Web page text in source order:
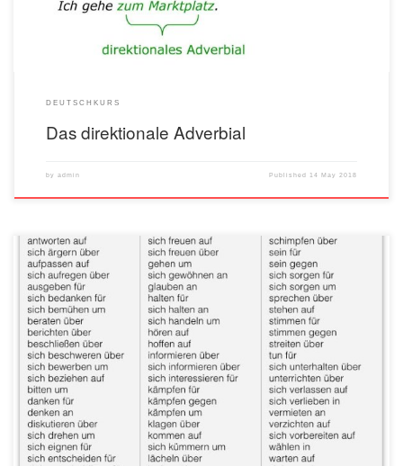
DEUTSCHKURS
Das direktionale Adverbial
by admin Published 14 May 2018
Ovo je lista njemačkih glagola sa pripadajućim prijedlozima koji se koriste u
svakodnevnom govoru i pisanju. U njemačkom jeziku, mnogi glagoli zahtijevaju
određeni prijedlog da bi rečenica bila gramatički ispravna — i često se taj prijedlog
ne može direktno prevesti sa našeg jezika. Evo kako da razumiješ ovu listu: Šta
[…]